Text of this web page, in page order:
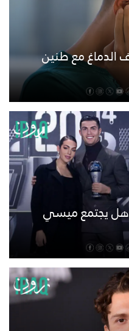
مع طنين
هل يجتمع ميسي